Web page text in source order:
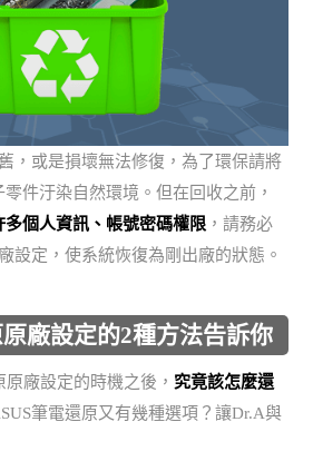
，或是損壞無法修復，為了環保請將
件汙染自然環境。但在回收之前，
個人資訊、帳號密碼權限 ，請務必
設定，使系統恢復為剛出廠的狀態。
廠設定的2種方法告訴你
廠設定的時機之後， 究竟該怎麼還
筆電還原又有幾種選項？讓Dr.A與